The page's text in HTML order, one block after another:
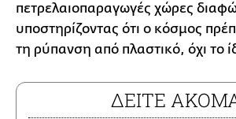
πετρελαιοπαραγωγές χώρες
υποστηρίζοντας ότι ο κόσμος
τη ρύπανση από πλαστικό, όχι το
ΔΕΙΤΕ